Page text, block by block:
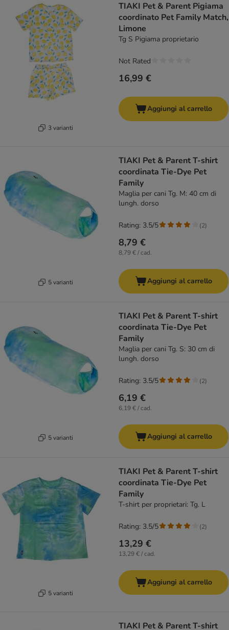
3 varianti
TIAKI Pet & Parent Pigiama
coordinato Pet Family Match,
Limone
Tg S Pigiama proprietario
16,99 €
Not Rated
Aggiungi al carrello
5 varianti
TIAKI Pet & Parent T-shirt
coordinata Tie-Dye Pet
Family
Maglia per cani Tg. M: 40 cm di
lungh. dorso
8,79 €
8,79 € / cad.
Rating: 3.5/5 (2)
Aggiungi al carrello
5 varianti
TIAKI Pet & Parent T-shirt
coordinata Tie-Dye Pet
Family
Maglia per cani Tg. S: 30 cm di
lungh. dorso
6,19 €
6,19 € / cad.
Rating: 3.5/5 (2)
Aggiungi al carrello
5 varianti
TIAKI Pet & Parent T-shirt
coordinata Tie-Dye Pet
Family
T-shirt per proprietari: Tg. L
13,29 €
13,29 € / cad.
Rating: 3.5/5 (2)
Aggiungi al carrello
TIAKI Pet & Parent T-shirt